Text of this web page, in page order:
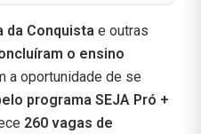
da Conquista e outras
o ensino
a oportunidade de se
programa SEJA Pró +
260 vagas de